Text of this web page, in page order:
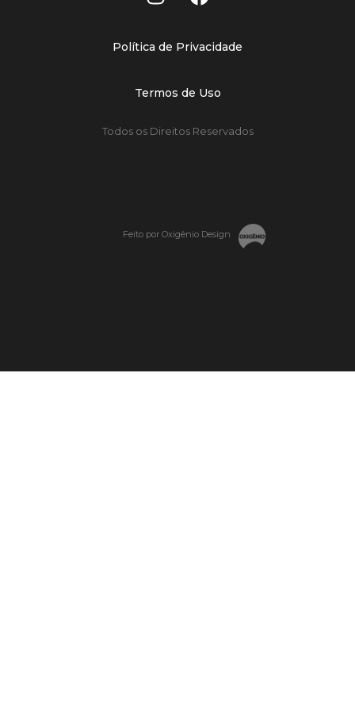
Política de Privacidade
Termos de Uso
Todos os Direitos Reservados
Feito por Oxigênio Design